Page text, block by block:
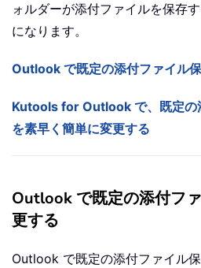
ォルダーが添付ファイルを保存
になります。
Outlook で既定の添付ファイル
Kutools for Outlook で、既定の
を素早く簡単に変更する
Outlook で既定の添付フ
更する
Outlook で既定の添付ファイル保